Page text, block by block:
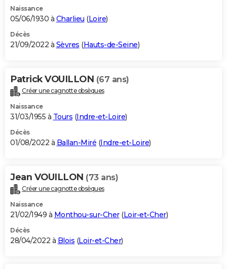
Naissance
05/06/1930 à Charlieu (Loire)
Décès
21/09/2022 à Sèvres (Hauts-de-Seine)
Patrick VOUILLON (67 ans)
Créer une cagnotte obsèques
Naissance
31/03/1955 à Tours (Indre-et-Loire)
Décès
01/08/2022 à Ballan-Miré (Indre-et-Loire)
Jean VOUILLON (73 ans)
Créer une cagnotte obsèques
Naissance
21/02/1949 à Monthou-sur-Cher(Loir-et-Cher)
Décès
28/04/2022 à Blois (Loir-et-Cher)